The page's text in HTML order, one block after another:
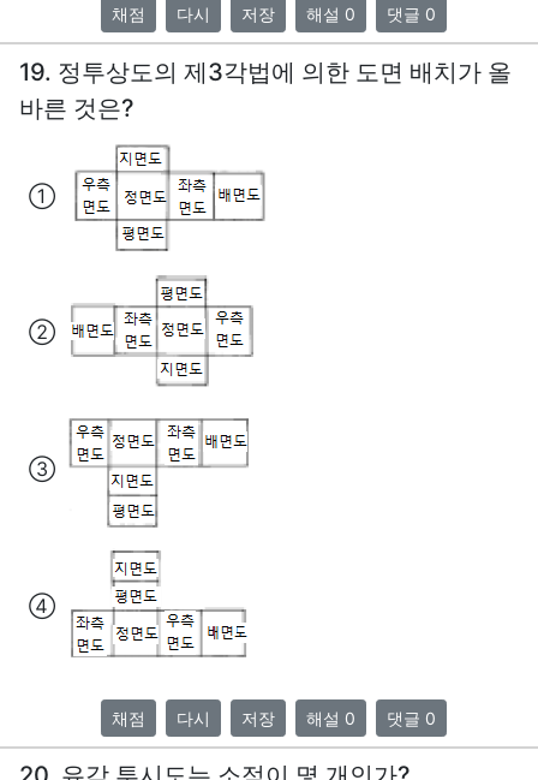
채점 다시 저장 해설 0 댓글 0
19. 정투상도의 제3각법에 의한 도면 배치가 올
바른 것은?
①
②
③
④
채점 다시 저장 해설 0 댓글 0